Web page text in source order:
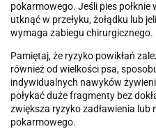
pokarmowego. Jeśli pies
utknąć w przełyku, żołądku lub
wymaga zabiegu chirurgicznego.
Pamiętaj, że ryzyko powikłań
również od wielkości psa,
indywidualnych nawyków
połykać duże fragmenty bez
zwiększa ryzyko zadławienia lub
pokarmowego.